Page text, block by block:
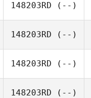
148203RD (--)
148203RD (--)
148203RD (--)
148203RD (--)